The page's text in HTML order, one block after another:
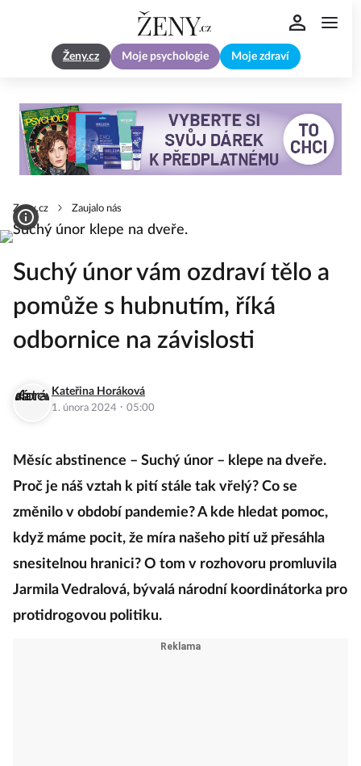
Ženy.cz Moje psychologie Moje zdraví
Zeny.cz Zaujalo nás
Suchý únor vám ozdraví tělo a
pomůže s hubnutím, říká
odbornice na závislosti
Kateřina Horáková
1. února 2024 · 05:00
Měsíc abstinence – Suchý únor – klepe na dveře.
Proč je náš vztah k pití stále tak vřelý? Co se
změnilo v období pandemie? A kde hledat pomoc,
když máme pocit, že míra našeho pití už přesáhla
snesitelnou hranici? O tom v rozhovoru promluvila
Jarmila Vedralová, bývalá národní koordinátorka pro
protidrogovou politiku.